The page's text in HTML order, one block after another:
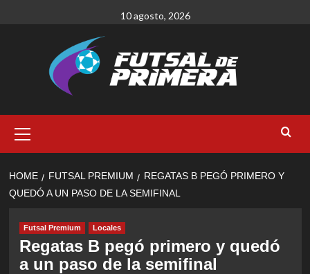
10 agosto, 2026
Menu
HOME FUTSAL PREMIUM
REGATAS B PEGÓ PRIMERO Y
QUEDÓ A UN PASO DE LA SEMIFINAL
Futsal Premium Locales
Regatas B pegó primero y quedó
a un paso de la semifinal